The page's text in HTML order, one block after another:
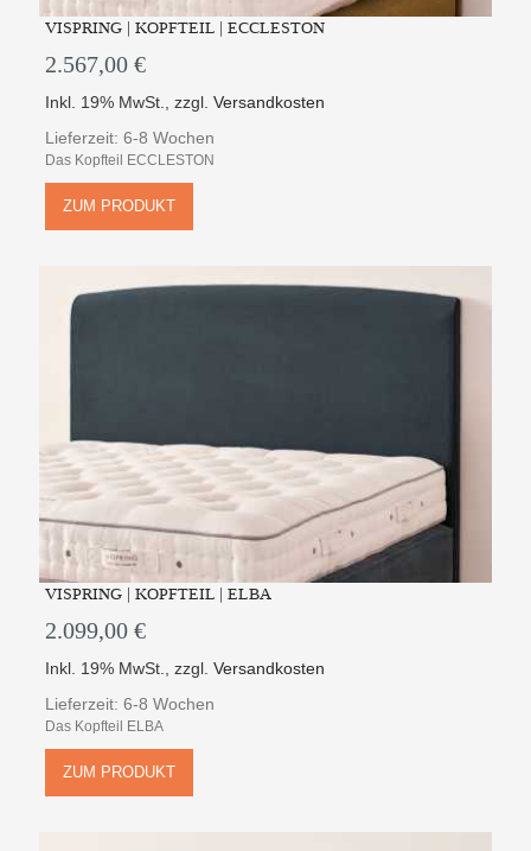
VISPRING | KOPFTEIL | ECCLESTON
2.567,00 €
Inkl. 19% MwSt. ,zzgl.Versandkosten
Lieferzeit: 6-8 Wochen
Das Kopfteil ECCLESTON
ZUM PRODUKT
VISPRING | KOPFTEIL | ELBA
2.099,00 €
Inkl. 19% MwSt. ,zzgl.Versandkosten
Lieferzeit: 6-8 Wochen
Das Kopfteil ELBA
ZUM PRODUKT